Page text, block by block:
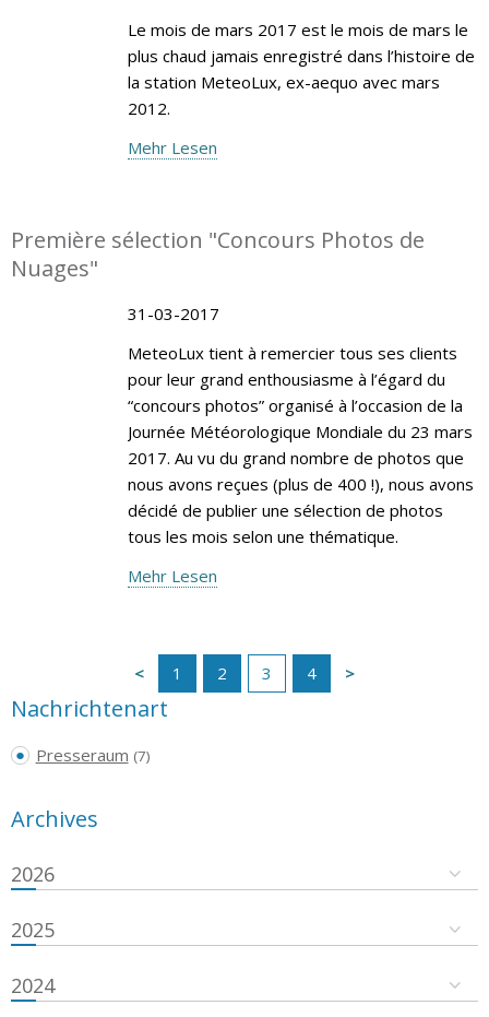
Le mois de mars 2017 est le mois de mars le
plus chaud jamais enregistré dans l’histoire de
la station MeteoLux, ex-aequo avec mars
2012.
Mehr Lesen
Première sélection "Concours Photos de
Nuages"
31-03-2017
MeteoLux tient à remercier tous ses clients
pour leur grand enthousiasme à l’égard du
“concours photos” organisé à l’occasion de la
Journée Météorologique Mondiale du 23 mars
2017. Au vu du grand nombre de photos que
nous avons reçues (plus de 400 !), nous avons
décidé de publier une sélection de photos
tous les mois selon une thématique.
Mehr Lesen
1 2 3 4
Nachrichtenart
Presseraum (7)
Archives
2026
2025
2024